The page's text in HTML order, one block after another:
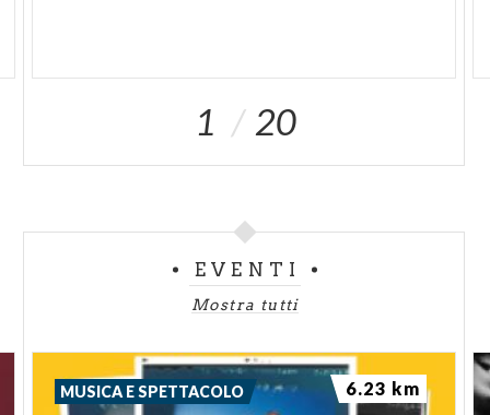
1 20
EVENTI
Mostra tutti
MUSICA E SPETTACOLO 6.23 km